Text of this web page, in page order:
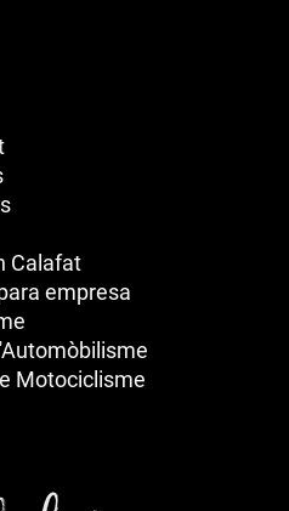
Calafat
empresa
Motociclisme